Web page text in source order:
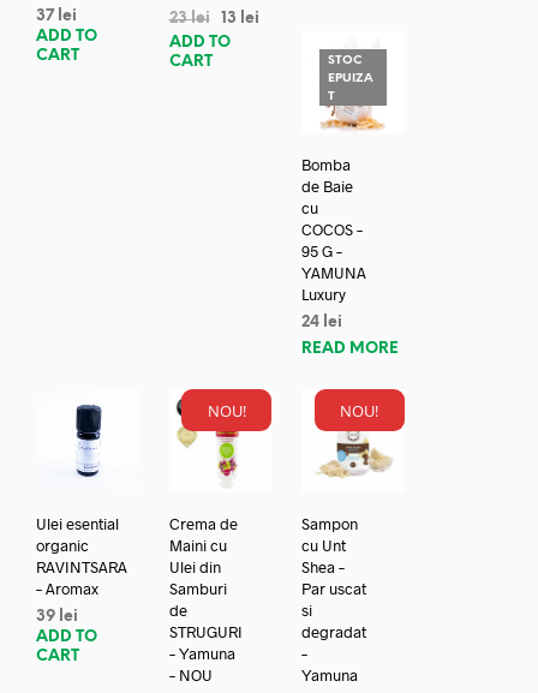
37 lei
ADD TO
CART
23lei 13
lei
ADD TO
CART
STOC
EPUIZA
T
Bomba
de Baie
cu
COCOS –
95 G –
YAMUNA
Luxury
24 lei
READ MORE
Ulei esential
organic
RAVINTSARA
– Aromax
39 lei
ADD TO
CART
NOU!
Crema de
Maini cu
Ulei din
Samburi
de
STRUGURI
– Yamuna
– NOU
NOU!
Sampon
cu Unt
Shea –
Par uscat
si
degradat
–
Yamuna